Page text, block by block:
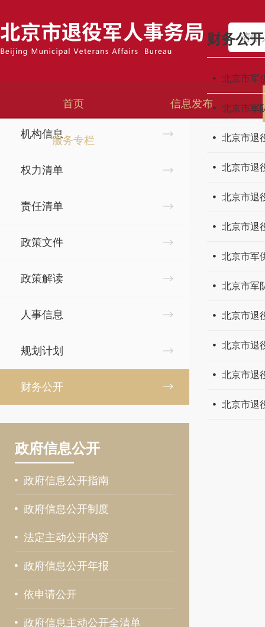
首页 信息发布
服务专栏
政务公开
领导简历
机构信息
权力清单
责任清单
政策文件
政策解读
人事信息
规划计划
财务公开
政府信息公开
政府信息公开指南
政府信息公开制度
法定主动公开内容
政府信息公开年报
依申请公开
政府信息主动公开全清单
财务公开
北京市军
北京市军
北京市退
北京市退
北京市退
北京市退
北京市军
北京市军
北京市退
北京市退
北京市退
北京市退